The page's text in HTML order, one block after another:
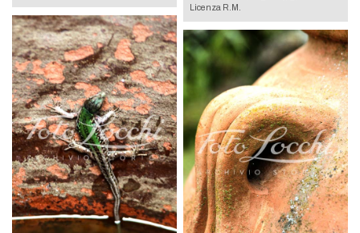
Licenza R.M.